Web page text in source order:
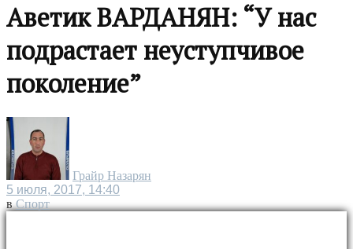
Аветик ВАРДАНЯН: “У нас
подрастает неуступчивое
поколение”
Грайр Назарян
5 июля, 2017, 14:40
в Спорт